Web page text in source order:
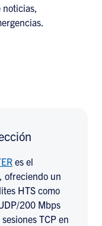
es el
ofreciendo un
HTS como
200 Mbps
TCP en